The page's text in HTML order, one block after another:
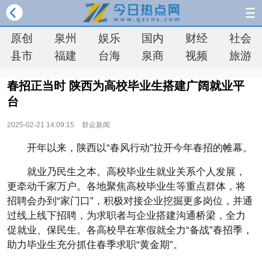
原创 泉州 娱乐 国内 财经
社会
县市
福建 台海 泉商 视频 旅游
春招正当时 陕西为高校毕业生搭建广阔就业平
台
2025-02-21 14:09:15 群众新闻
开年以来，陕西以“春风行动”拉开今年春招的帷幕。
就业乃民生之本。高校毕业生就业关系个人发展，
更牵动千家万户。各地聚焦高校毕业生等重点群体，将
招聘会办到“家门口”，积极对接企业挖掘更多岗位，并通
过线上线下招聘，为求职者与企业搭建沟通桥梁，全力
促就业、保民生。各高校早在寒假就全力“备战”春招季，
助力毕业生充分抓住春季求职“黄金期”。